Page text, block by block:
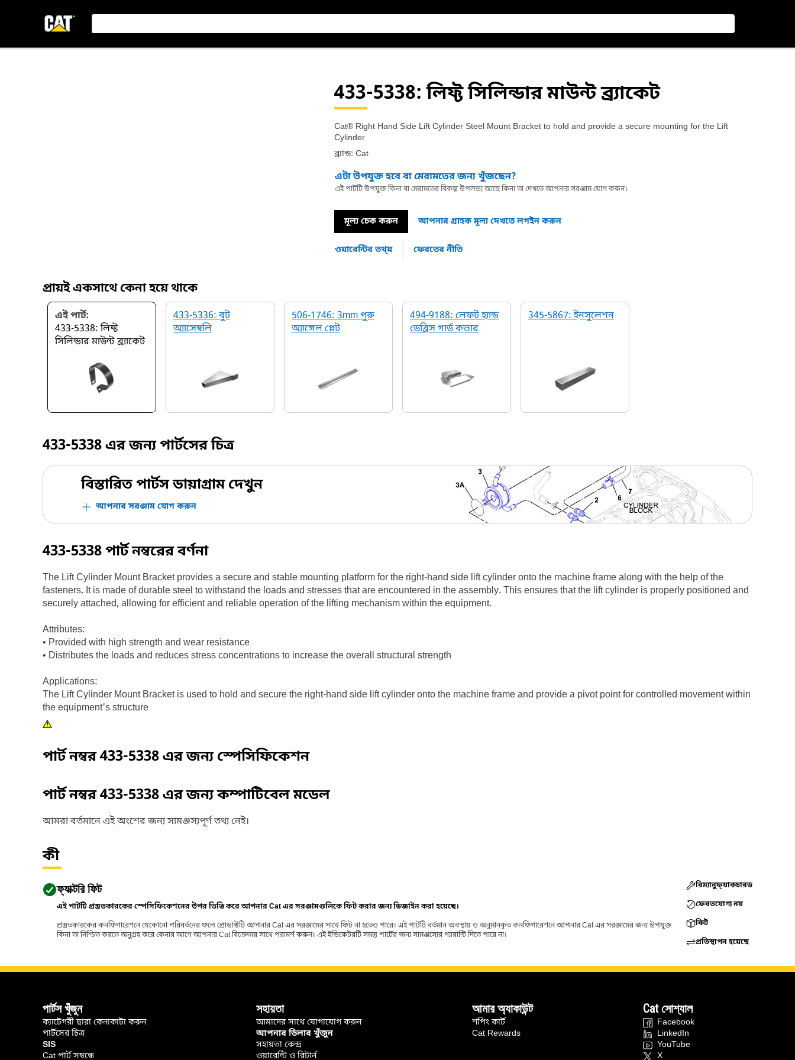
433-5338: লিফ্ট সিলিন্ডার মাউন্ট ব্র্যাকেট
Cat® Right Hand Side Lift Cylinder Steel Mount Bracket to hold and provide a secure mounting for the Lift
Cylinder
ব্র্যান্ড: Cat
এটা উপযুক্ত হবে বা মেরামতের জন্য খুঁজছেন?
এই পার্টটি উপযুক্ত কিনা বা মেরামতের বিকল্প উপলভ্য আছে কিনা তা দেখতে আপনার সরঞ্জাম যোগ করুন।
মূল্য চেক করুন আপনার গ্রাহক মূল্য দেখতে লগইন করুন
ওয়ারেন্টির তথ্য় ফেরতের নীতি
প্রায়ই একসাথে কেনা হয়ে থাকে
এই পার্ট:
433-5338: লিফ্ট
সিলিন্ডার মাউন্ট ব্র্যাকেট
433-5336: বুট
অ্যাসেম্বলি
506-1746: 3mm পুরু
অ্যাঙ্গেল প্লেট
494-9188: লেফট হ্যান্ড
ডেব্রিস গার্ড কভার
345-5867: ইনসুলেশন
433-5338এর জন্য পার্টসের চিত্র
বিস্তারিত পার্টস ডায়াগ্রাম দেখুন
আপনার সরঞ্জাম যোগ করুন
433-5338পার্ট নম্বরের বর্ণনা
The Lift Cylinder Mount Bracket provides a secure and stable mounting platform for the right-hand side lift cylinder onto the machine frame along with the help of the
fasteners. It is made of durable steel to withstand the loads and stresses that are encountered in the assembly. This ensures that the lift cylinder is properly positioned and
securely attached, allowing for efficient and reliable operation of the lifting mechanism within the equipment.
Attributes:
• Provided with high strength and wear resistance
• Distributes the loads and reduces stress concentrations to increase the overall structural strength
Applications:
The Lift Cylinder Mount Bracket is used to hold and secure the right-hand side lift cylinder onto the machine frame and provide a pivot point for controlled movement within
the equipment's structure
পার্ট নম্বর433-5338এর জন্য স্পেসিফিকেশন
পার্ট নম্বর433-5338এর জন্য কম্পাটিবেল মডেল
আমরা বর্তমানে এই অংশের জন্য সামঞ্জস্যপূর্ণ তথ্য নেই।
কী
ফ্যাক্টরি ফিট
এই পার্টটি প্রস্তুতকারকের স্পেসিফিকেশনের উপর ভিত্তি করে আপনার Cat এর সরঞ্জামগুলিকে ফিট করার জন্য ডিজাইন করা হয়েছে।
প্রস্তুতকারকের কনফিগারেশনে যেকোনো পরিবর্তনের ফলে প্রোডাক্টটি আপনার Cat এর সরঞ্জামের সাথে ফিট না হতেও পারে। এই পার্টটি বর্তমান অবস্থায় ও অনুমানকৃত কনফিগারেশনে আপনার Cat এর সরঞ্জামের জন্য উপযুক্ত
কিনা তা নিশ্চিত করতে অনুগ্রহ করে কেনার আগে আপনার Cat বিক্রেতার সাথে পরামর্শ করুন। এই ইন্ডিকেটরটি সমস্ত পার্টের জন্য সামঞ্জস্যের গ্যারান্টি দিতে পারে না।
রিম্যানুফ্য়াকচারড
ফেরতযোগ্য নয়
কিট
প্রতিস্থাপন হয়েছে
পার্টস খুঁজুন
ক্যাটেগরী দ্বারা কেনাকাটা করুন
পার্টসের চিত্র
SIS
Cat পার্ট সম্বন্ধে
সহায়তা
আমাদের সাথে যোগাযোগ করুন
আপনার ডিলার খুঁজুন
সহায়তা কেন্দ্র
ওয়ারেন্টি ও রিটার্ন
আমার অ্যাকাউন্ট
শপিং কার্ট
Cat Rewards
Cat সোশ্যাল
Facebook
LinkedIn
YouTube
X